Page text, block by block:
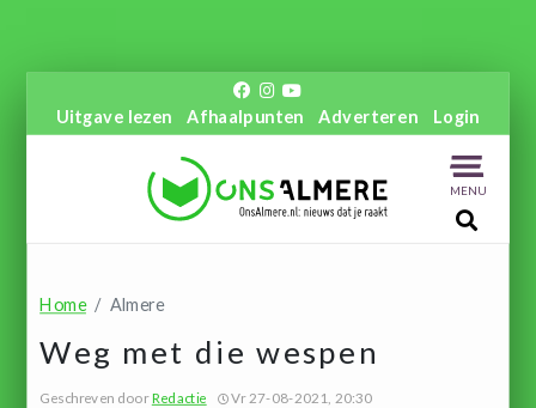
Uitgave lezen Afhaalpunten Adverteren Login
MENU
Home Almere
Weg met die wespen
Geschreven doorRedactie Vr 27-08-2021, 20:30